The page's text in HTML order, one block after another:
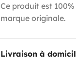
Ce produit est
marque originale.
Livraison à